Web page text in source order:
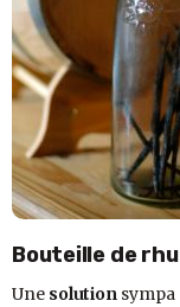
Bouteille de
Une solution